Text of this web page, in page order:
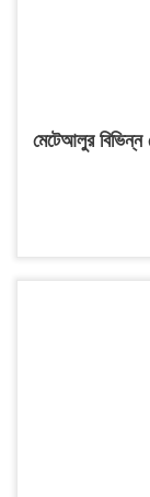
মেটেআলুর বিভিন্ন